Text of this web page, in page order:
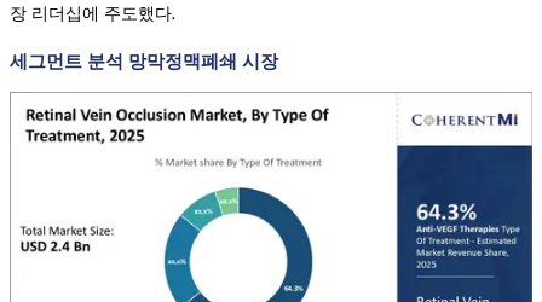
장 리더십에 주도했다.
세그먼트 분석 망막정맥폐쇄 시장